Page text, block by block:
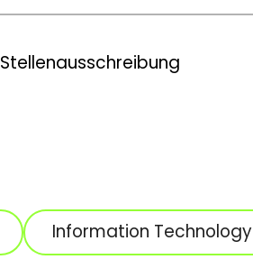
Stellenausschreibung
Information Technology